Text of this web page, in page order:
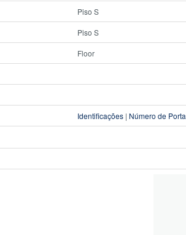
Piso S
Piso S
Floor
Identificações | Número de Porta